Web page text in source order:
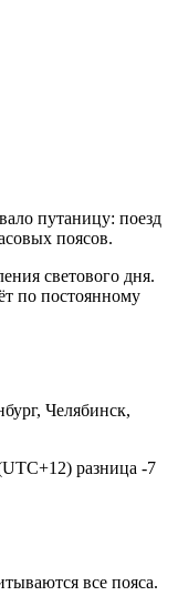
путаницу: поезд
поясов.
светового дня.
по постоянному
Челябинск,
разница -7
все пояса.